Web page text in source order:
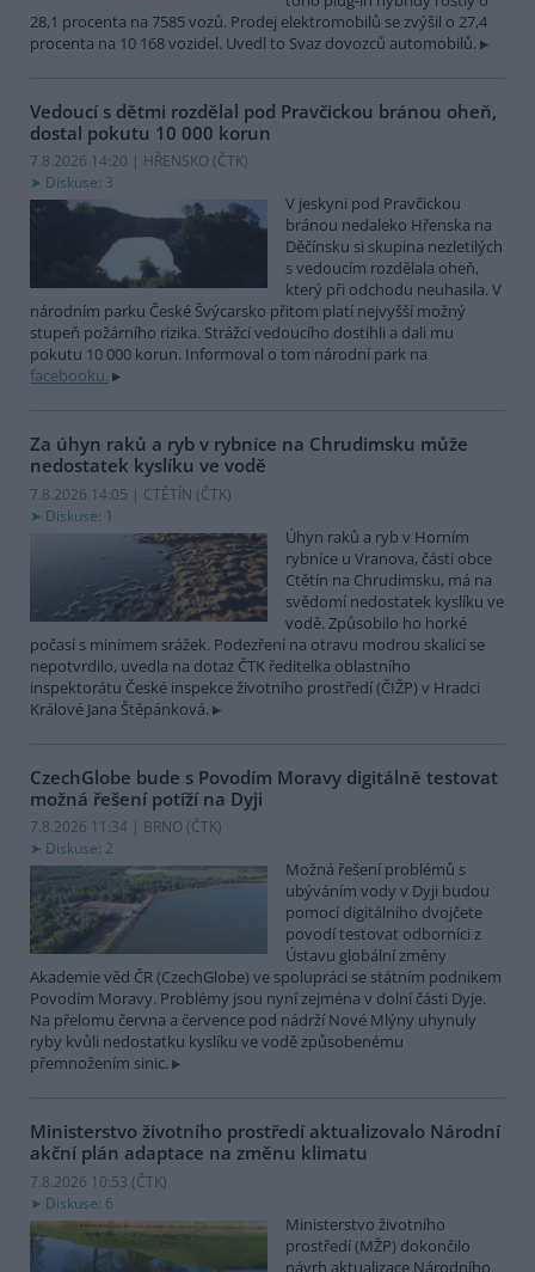
28,1 procenta na 7585 vozů. Prodej elektromobilů se zvýšil o 27,4
procenta na 10 168 vozidel. Uvedl to Svaz dovozců automobilů.
Vedoucí s dětmi rozdělal pod Pravčickou bránou oheň,
dostal pokutu 10 000 korun
7.8.2026 14:20 | HŘENSKO (ČTK)
Diskuse: 3
V jeskyni pod Pravčickou
bránou nedaleko Hřenska na
Děčínsku si skupina nezletilých
s vedoucím rozdělala oheň,
který při odchodu neuhasila. V
národním parku České Švýcarsko přitom platí nejvyšší možný
stupeň požárního rizika. Strážci vedoucího dostihli a dali mu
pokutu 10 000 korun. Informoval o tom národní park na
facebooku.
Za úhyn raků a ryb v rybníce na Chrudimsku může
nedostatek kyslíku ve vodě
7.8.2026 14:05 | CTĚTÍN (ČTK)
Diskuse: 1
Úhyn raků a ryb v Horním
rybníce u Vranova, části obce
Ctětín na Chrudimsku, má na
svědomí nedostatek kyslíku ve
vodě. Způsobilo ho horké
počasí s minimem srážek. Podezření na otravu modrou skalicí se
nepotvrdilo, uvedla na dotaz ČTK ředitelka oblastního
inspektorátu České inspekce životního prostředí (ČIŽP) v Hradci
Králové Jana Štěpánková.
CzechGlobe bude s Povodím Moravy digitálně testovat
možná řešení potíží na Dyji
7.8.2026 11:34 | BRNO (ČTK)
Diskuse: 2
Možná řešení problémů s
ubýváním vody v Dyji budou
pomocí digitálního dvojčete
povodí testovat odborníci z
Ústavu globální změny
Akademie věd ČR (CzechGlobe) ve spolupráci se státním podnikem
Povodím Moravy. Problémy jsou nyní zejména v dolní části Dyje.
Na přelomu června a července pod nádrží Nové Mlýny uhynuly
ryby kvůli nedostatku kyslíku ve vodě způsobenému
přemnožením sinic.
Ministerstvo životního prostředí aktualizovalo Národní
akční plán adaptace na změnu klimatu
7.8.2026 10:53 (ČTK)
Diskuse: 6
Ministerstvo životního
prostředí (MŽP) dokončilo
návrh aktualizace Národního